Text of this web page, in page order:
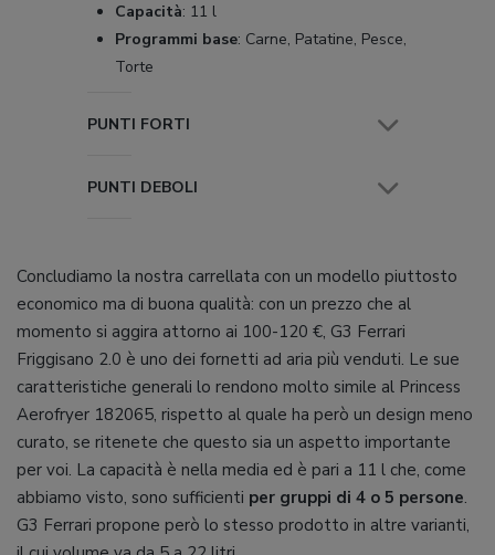
Capacità: 11 l
Programmi base: Carne, Patatine, Pesce,
Torte
PUNTI FORTI
PUNTI DEBOLI
Concludiamo la nostra carrellata con un modello piuttosto
economico ma di buona qualità: con un prezzo che al
momento si aggira attorno ai 100-120 €, G3 Ferrari
Friggisano 2.0 è uno dei fornetti ad aria più venduti. Le sue
caratteristiche generali lo rendono molto simile al Princess
Aerofryer 182065, rispetto al quale ha però un design meno
curato, se ritenete che questo sia un aspetto importante
per voi. La capacità è nella media ed è pari a 11 l che, come
abbiamo visto, sono sufficienti per gruppi di 4 o 5 persone.
G3 Ferrari propone però lo stesso prodotto in altre varianti,